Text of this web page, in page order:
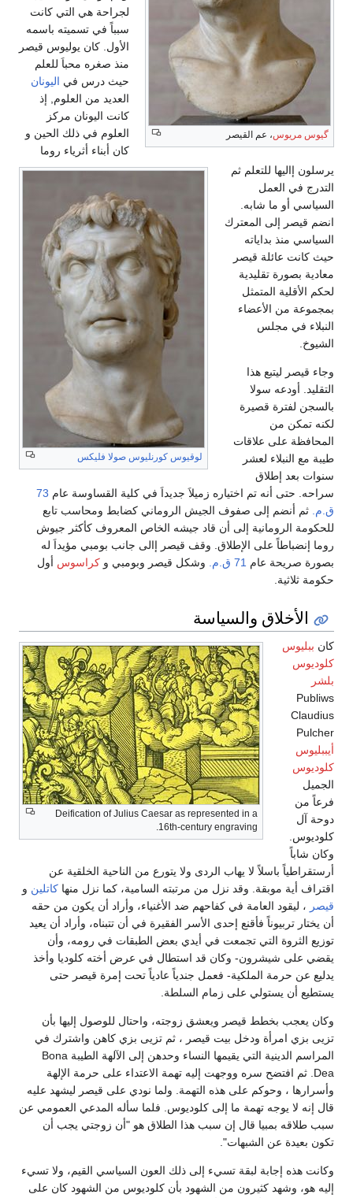
گيوس مريوس، عم القيصر
لوقيوس كورنليوس صولا فليكس
لجراحة هي التي كانت
سبباً في تسميته باسمه
الأول. كان يوليوس قيصر
منذ صغره محباَ للعلم
حيث درس في اليونان
العديد من العلوم, إذ
كانت اليونان مركز
العلوم في ذلك الحين و
كان أبناء أثرياء روما
يرسلون إاليها للتعلم ثم
التدرج في العمل
السياسي أو ما شابه.
انضم قيصر إلى المعترك
السياسي منذ بداياته
حيث كانت عائلة قيصر
معادية بصورة تقليدية
لحكم الأقلية المتمثل
بمجموعة من الأعضاء
النبلاء في مجلس
الشيوخ.
وجاء قيصر ليتبع هذا
التقليد. أودعه سولا
بالسجن لفترة قصيرة
لكنه تمكن من
المحافظة على علاقات
طيبة مع النبلاء لعشر
سنوات بعد إطلاق
سراحه. حتى أنه تم اختياره زميلاَ جديداَ في كلية القساوسة عام 73
ق.م. ثم أنضم إلى صفوف الجيش الروماني كضابط ومحاسب تابع
للحكومة الرومانية إلى أن قاد جيشه الخاص المعروف كأكثر جيوش
روما إنضباطاً على الإطلاق. وقف قيصر إالى جانب بومبي مؤيداَ له
بصورة صريحة عام 71 ق.م. وشكل قيصر وبومبي و كراسوس أول
حكومة ثلاثية.
الأخلاق والسياسة
Deification of Julius Caesar as represented in a
16th-century engraving.
كان ببليوس
كلوديوس
بلشر
Publiws
Claudius
Pulcher
أيببليوس
كلوديوس
الجميل
فرعاً من
دوحة آل
كلوديوس.
وكان شاباً
أرستقراطياً باسلاً لا يهاب الردى ولا يتورع من الناحية الخلقية عن
اقتراف أية موبقة. وقد نزل من مرتبته السامية، كما نزل منها كاتلين و
قيصر ، ليقود العامة في كفاحهم ضد الأغنياء، وأراد أن يكون من حقه
أن يختار تربيوناً فأقنع إحدى الأسر الفقيرة في أن تتبناه، وأراد أن يعيد
توزيع الثروة التي تجمعت في أيدي بعض الطبقات في رومه، وأن
يقضي على شيشرون- وكان قد استطال في عرض أخته كلوديا وأخذ
يدليع عن حرمة الملكية- فعمل جندياً عادياً تحت إمرة قيصر حتى
يستطيع أن يستولي على زمام السلطة.
وكان يعجب بخطط قيصر ويعشق زوجته، واحتال للوصول إليها بأن
تزيى بزي امرأة ودخل بيت قيصر ، ثم تزيى بزي كاهن واشترك في
المراسم الدينية التي يقيمها النساء وحدهن إلى الآلهة الطيبة Bona
Dea. ثم افتضح سره ووجهت إليه تهمة الاعتداء على حرمة الإلهة
وأسرارها ، وحوكم على هذه التهمة. ولما نودي على قيصر ليشهد عليه
قال إنه لا يوجه تهمة ما إلى كلوديوس. فلما سأله المدعي العمومي عن
سبب طلاقه بمبيا قال إن سبب هذا الطلاق هو "أن زوجتي يجب أن
تكون بعيدة عن الشبهات".
وكانت هذه إجابة لبقة تسيء إلى ذلك العون السياسي القيم، ولا تسيء
إليه هو، وشهد كثيرون من الشهود بأن كلوديوس من الشهود كان على